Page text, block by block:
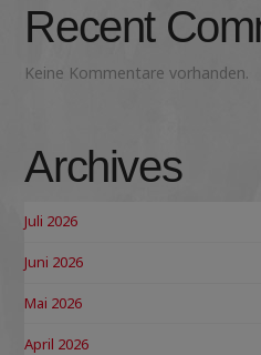
Recent
Keine Kommentare vorhanden.
Archives
Juli 2026
Juni 2026
Mai 2026
April 2026